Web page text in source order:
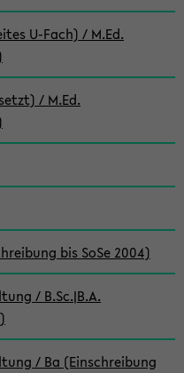
U-Fach) / M.Ed.
/ M.Ed.
bis SoSe 2004)
/ B.Sc.|B.A.
/ Ba (Einschreibung